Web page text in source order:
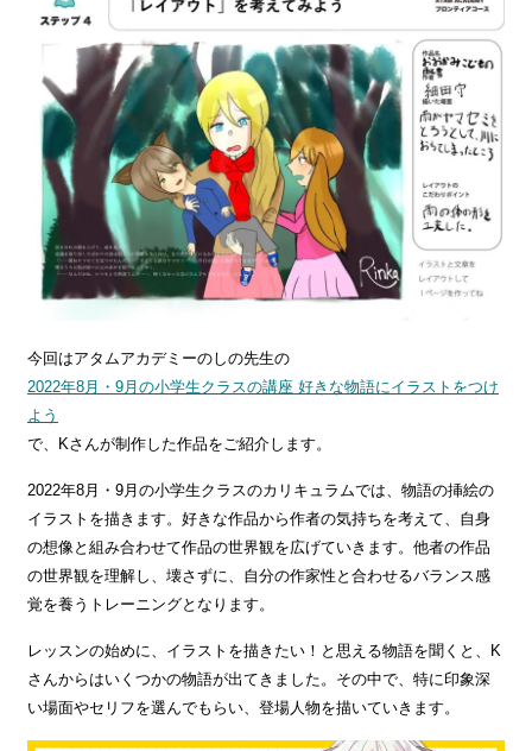
今回はアタムアカデミーのしの先生の
2022年8月・9月の小学生クラスの講座 好きな物語にイラストをつけ
よう
で、Kさんが制作した作品をご紹介します。
2022年8月・9月の小学生クラスのカリキュラムでは、物語の挿絵の
イラストを描きます。好きな作品から作者の気持ちを考えて、自身
の想像と組み合わせて作品の世界観を広げていきます。他者の作品
の世界観を理解し、壊さずに、自分の作家性と合わせるバランス感
覚を養うトレーニングとなります。
レッスンの始めに、イラストを描きたい！と思える物語を聞くと、K
さんからはいくつかの物語が出てきました。その中で、特に印象深
い場面やセリフを選んでもらい、登場人物を描いていきます。